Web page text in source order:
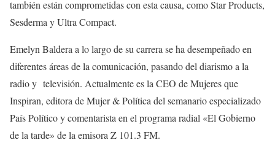
también están comprometidas con esta causa, como Star Products,
Sesderma y Ultra Compact.
Emelyn Baldera a lo largo de su carrera se ha desempeñado en
diferentes áreas de la comunicación, pasando del diarismo a la
radio y televisión. Actualmente es la CEO de Mujeres que
Inspiran, editora de Mujer & Política del semanario especializado
País Político y comentarista en el programa radial «El Gobierno
de la tarde» de la emisora Z 101.3 FM.